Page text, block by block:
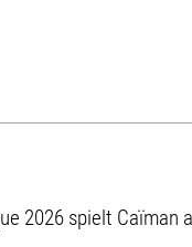
2026 spielt Caïman